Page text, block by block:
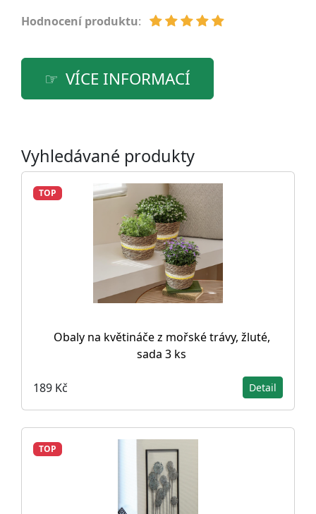
Hodnocení produktu:
VÍCE INFORMACÍ
Vyhledávané produkty
TOP
Obaly na květináče z mořské trávy, žluté,
sada 3 ks
189 Kč Detail
TOP